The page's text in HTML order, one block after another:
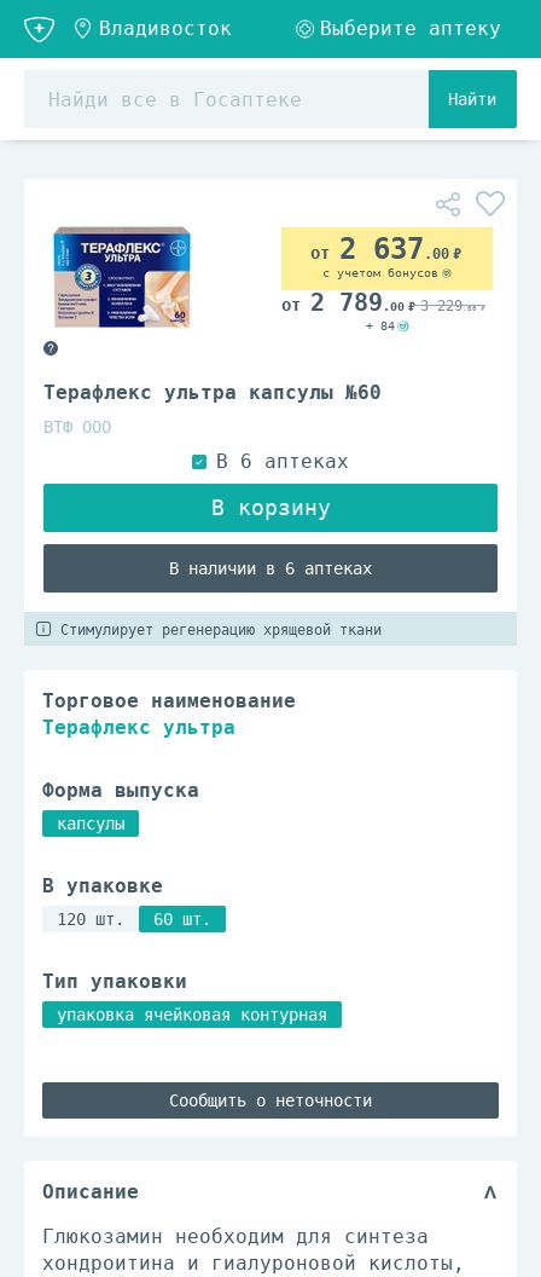
Найти
Терафлекс ультра капсулы №60
ВТФ ООО
В наличии в 6 аптеках
2 637 .00
с учетом бонусов
2 789 .00 3 229.00
+ 84
Стимулирует регенерацию хрящевой ткани
Торговое наименование
Терафлекс ультра
Форма выпуска
капсулы
В упаковке
120 шт. 60 шт.
Тип упаковки
упаковка ячейковая контурная
Сообщить о неточности
Описание
Глюкозамин необходим для синтеза
хондроитина и гиалуроновой кислоты,